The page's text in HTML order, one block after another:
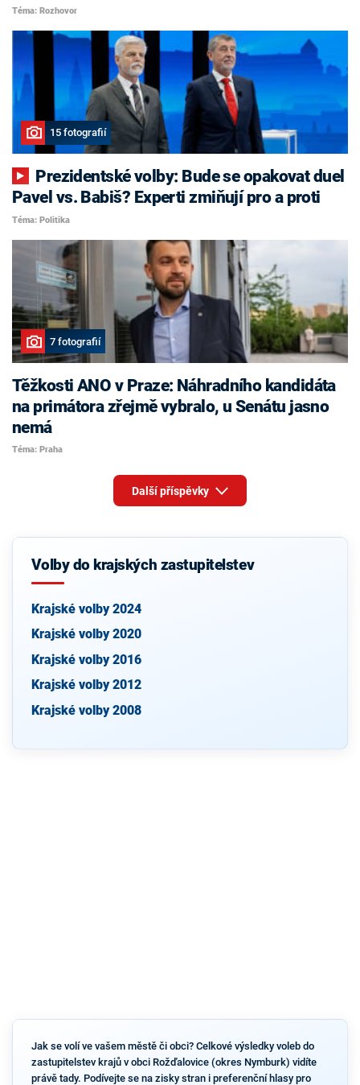
Téma: Rozhovor
15 fotografií
Pavel vs. Babiš? Experti zmiňují pro a proti
Téma: Politika
7 fotografií
Těžkosti ANO v Praze: Náhradního kandidáta
na primátora zřejmě vybralo, u Senátu jasno
nemá
Téma: Praha
Další příspěvky
Volby do krajských zastupitelstev
Krajské volby 2024
Krajské volby 2020
Krajské volby 2016
Krajské volby 2012
Krajské volby 2008
Jak se volí ve vašem městě či obci? Celkové výsledky voleb do
zastupitelstev krajů v obci Rožďalovice (okres Nymburk) vidíte
právě tady. Podívejte se na zisky stran i preferenční hlasy pro